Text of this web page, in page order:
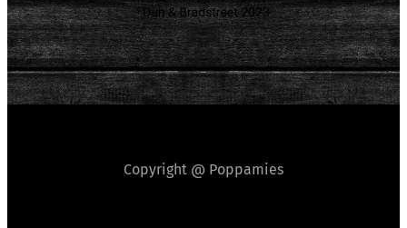
Copyright @ Poppamies